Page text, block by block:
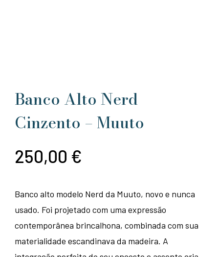
Banco Alto Nerd
Cinzento – Muuto
250,00 €
Banco alto modelo Nerd da Muuto, novo e nunca
usado. Foi projetado com uma expressão
contemporânea brincalhona, combinada com sua
materialidade escandinava da madeira. A